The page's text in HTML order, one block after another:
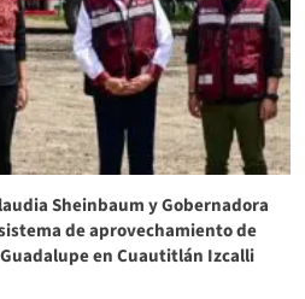
Sheinbaum y Gobernadora
de aprovechamiento de
en Cuautitlán Izcalli